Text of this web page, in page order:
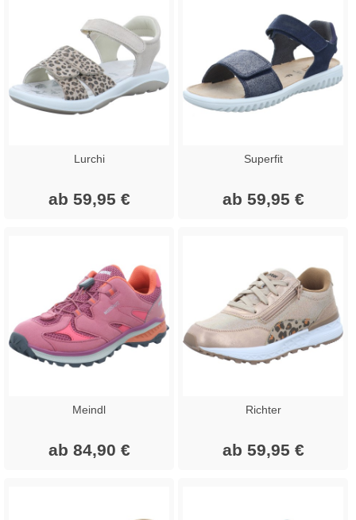
Lurchi
ab 59,95 €
Superfit
ab 59,95 €
Meindl
ab 84,90 €
Richter
ab 59,95 €